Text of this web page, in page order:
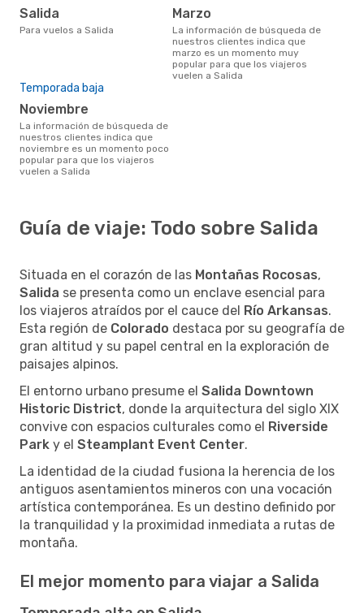
Salida
Para vuelos a Salida
marzo
La información de búsqueda de
nuestros clientes indica que
marzo es un momento muy
popular para que los viajeros
vuelen a Salida
Temporada baja
noviembre
La información de búsqueda de
nuestros clientes indica que
noviembre es un momento poco
popular para que los viajeros
vuelen a Salida
Guía de viaje: Todo sobre Salida
Situada en el corazón de las Montañas Rocosas,
Salida se presenta como un enclave esencial para
los viajeros atraídos por el cauce del Río Arkansas.
Esta región de Colorado destaca por su geografía de
gran altitud y su papel central en la exploración de
paisajes alpinos.
El entorno urbano presume el Salida Downtown
Historic District, donde la arquitectura del siglo XIX
convive con espacios culturales como el Riverside
Park y el Steamplant Event Center.
La identidad de la ciudad fusiona la herencia de los
antiguos asentamientos mineros con una vocación
artística contemporánea. Es un destino definido por
la tranquilidad y la proximidad inmediata a rutas de
montaña.
El mejor momento para viajar a Salida